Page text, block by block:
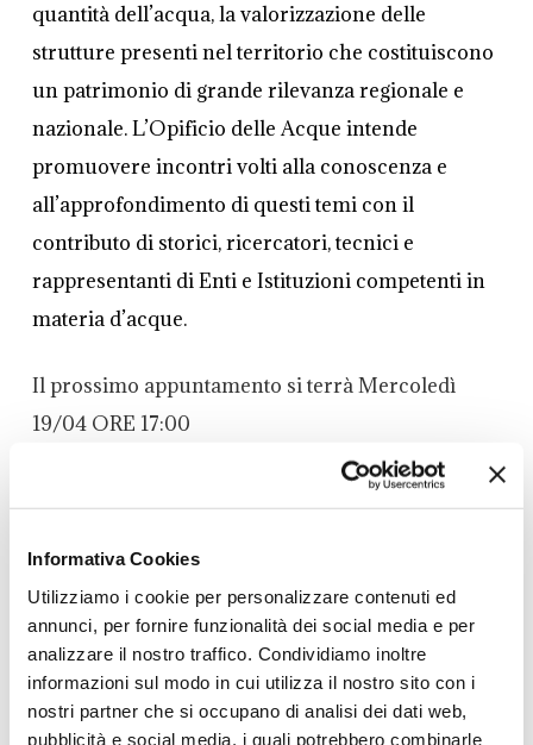
Informativa Cookies
Utilizziamo i cookie per personalizzare contenuti ed
annunci, per fornire funzionalità dei social media e per
analizzare il nostro traffico. Condividiamo inoltre
informazioni sul modo in cui utilizza il nostro sito con i
nostri partner che si occupano di analisi dei dati web,
pubblicità e social media, i quali potrebbero combinarle
quantità dell’acqua, la valorizzazione delle
strutture presenti nel territorio che costituiscono
un patrimonio di grande rilevanza regionale e
nazionale. L’Opificio delle Acque intende
promuovere incontri volti alla conoscenza e
all’approfondimento di questi temi con il
contributo di storici, ricercatori, tecnici e
rappresentanti di Enti e Istituzioni competenti in
materia d’acque.
Il prossimo appuntamento si terrà Mercoledì
19/04 ORE 17:00
“Le antiche vie d’acqua di Bologna: origine e
dialogo con Carlo Pelagalli, autore del
libroOrigine di Bologna, Storia delle vie e delle
acque di Bologna
Introduce: